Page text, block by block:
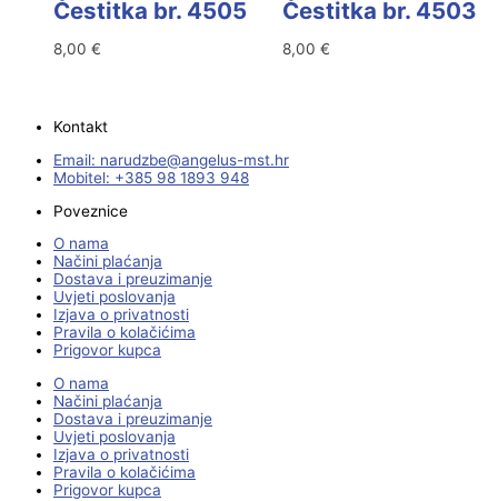
Čestitka br. 4505
8,00 €
Čestitka br. 4503
8,00 €
Kontakt
Email:
rh.tsm-sulegna
@ebzduran
Mobitel: +385 98 1893 948
Poveznice
O nama
Načini plaćanja
Dostava i preuzimanje
Uvjeti poslovanja
Izjava o privatnosti
Pravila o kolačićima
Prigovor kupca
O nama
Načini plaćanja
Dostava i preuzimanje
Uvjeti poslovanja
Izjava o privatnosti
Pravila o kolačićima
Prigovor kupca